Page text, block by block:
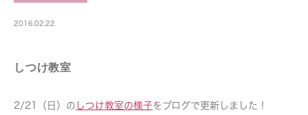
2016.02.22
しつけ教室
2/21（日）の しつけ教室の様子をブログで更新しました！